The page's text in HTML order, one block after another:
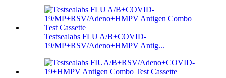
Testsealabs FLU A/B+COVID-
19/MP+RSV/Adeno+HMPV Antig...